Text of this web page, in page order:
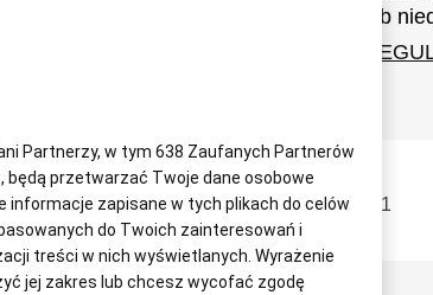
lub
2024 2023 2022 2021
Partnerzy, w tym 638 Zaufanych Partnerów
będą przetwarzać Twoje dane osobowe
informacje zapisane w tych plikach do celów
do Twoich zainteresowań i
treści w nich wyświetlanych. Wyrażenie
jej zakres lub chcesz wycofać zgodę